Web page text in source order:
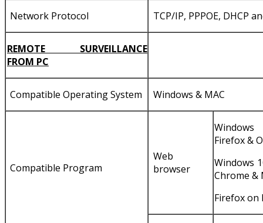
Network Protocol TCP/IP, PPPOE, DHCP
REMOTE SURVEILLANCE
FROM PC
Compatible Operating System Windows & MAC
Compatible Program
Web
browser
Windows
Firefox &
Windows
Chrome &
Firefox on